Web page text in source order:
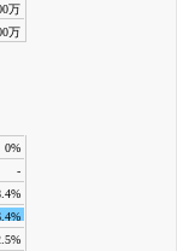
万
万
0%
-